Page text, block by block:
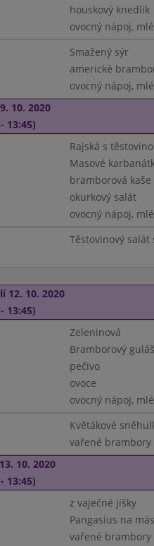
houskový knedlík
ovocný nápoj,
Smažený sýr
americké
ovocný nápoj,
10. 2020
13:45)
Rajská s
Masové
bramborová kaše
okurkový salát
ovocný nápoj,
Těstovinový
12. 10. 2020
13:45)
Zeleninová
Bramborový guláš
pečivo
ovoce
ovocný nápoj,
Květákové
vařené brambory
10. 2020
13:45)
z vaječné jíšky
Pangasius na
vařené brambory